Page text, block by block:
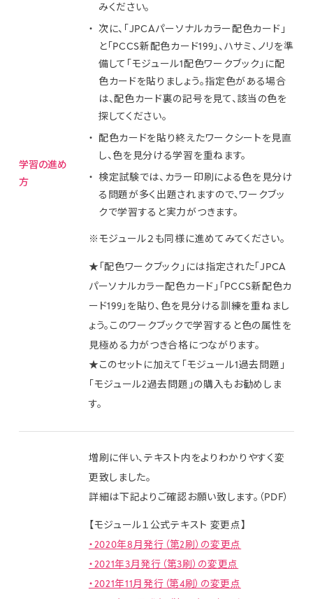
学習の進め
方
みください。
次に、「JPCAパーソナルカラー配色カード」
と「PCCS新配色カード199」、ハサミ、ノリを準
備して「モジュール1配色ワークブック」に配
色カードを貼りましょう。指定色がある場合
は、配色カード裏の記号を見て、該当の色を
探してください。
配色カードを貼り終えたワークシートを見直
し、色を見分ける学習を重ねます。
検定試験では、カラー印刷による色を見分け
る問題が多く出題されますので、ワークブッ
クで学習すると実力がつきます。
※モジュール２も同様に進めてみてください。
★「配色ワークブック」には指定された「JPCA
パーソナルカラー配色カード」「PCCS新配色カ
ード199」を貼り、色を見分ける訓練を重ねまし
ょう。このワークブックで学習すると色の属性を
見極める力がつき合格につながります。
★このセットに加えて「モジュール1過去問題」
「モジュール2過去問題」の購入もお勧めしま
す。
増刷に伴い、テキスト内をよりわかりやすく変
更致しました。
詳細は下記よりご確認お願い致します。（PDF）
【モジュール１公式テキスト 変更点】
・2020年8月発行（第2刷）の変更点
・2021年3月発行（第3刷）の変更点
・2021年11月発行（第4刷）の変更点